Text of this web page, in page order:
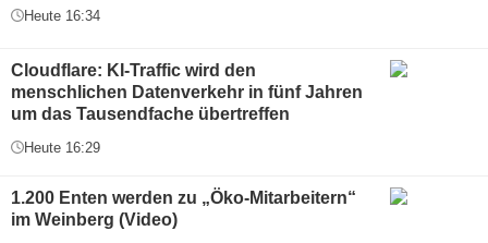
Heute 16:34
Cloudflare: KI-Traffic wird den
menschlichen Datenverkehr in fünf Jahren
um das Tausendfache übertreffen
Heute 16:29
1.200 Enten werden zu „Öko-Mitarbeitern“
im Weinberg (Video)